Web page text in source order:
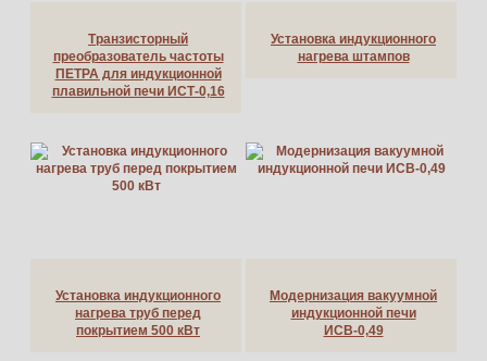
Транзисторный
преобразователь частоты
ПЕТРА для индукционной
плавильной печи ИСТ-0,16
Установка индукционного
нагрева штампов
Установка индукционного
нагрева труб перед
покрытием 500 кВт
Модернизация вакуумной
индукционной печи
ИСВ-0,49